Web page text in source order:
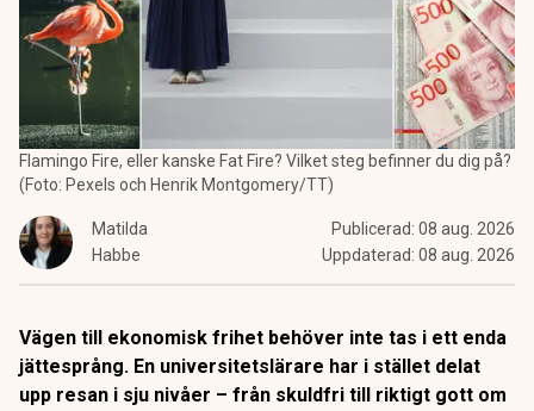
Flamingo Fire, eller kanske Fat Fire? Vilket steg befinner du dig på?
(Foto: Pexels och Henrik Montgomery/TT)
Matilda
Habbe
Publicerad: 08 aug. 2026
Uppdaterad: 08 aug. 2026
Vägen till ekonomisk frihet behöver inte tas i ett enda
jättesprång. En universitetslärare har i stället delat
upp resan i sju nivåer – från skuldfri till riktigt gott om